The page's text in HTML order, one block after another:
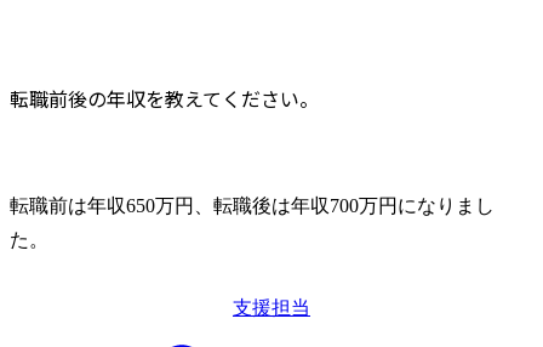
転職前後の年収を教えてください。
転職前は年収650万円、転職後は年収700万円になりまし
た。
支援担当